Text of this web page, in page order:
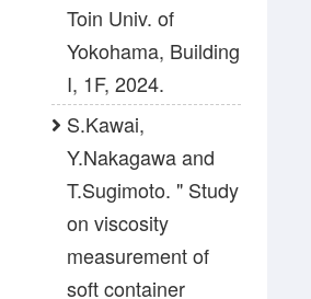
Toin Univ. of
Yokohama, Building
I, 1F, 2024.
S.Kawai,
Y.Nakagawa and
T.Sugimoto. " Study
on viscosity
measurement of
soft container